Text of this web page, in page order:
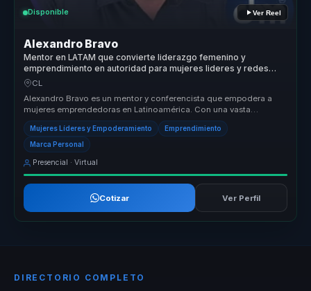
Disponible Ver Reel
Alexandro Bravo
Mentor en LATAM que convierte liderazgo femenino y
emprendimiento en autoridad para mujeres lideres y redes
empresariales.
CL
Alexandro Bravo es un mentor y conferencista que empodera a
mujeres emprendedoras en Latinoamérica. Con una vasta
experiencia y formación...
Mujeres Líderes y Empoderamiento Emprendimiento
Marca Personal
Presencial · Virtual
Cotizar Ver Perfil
DIRECTORIO COMPLETO